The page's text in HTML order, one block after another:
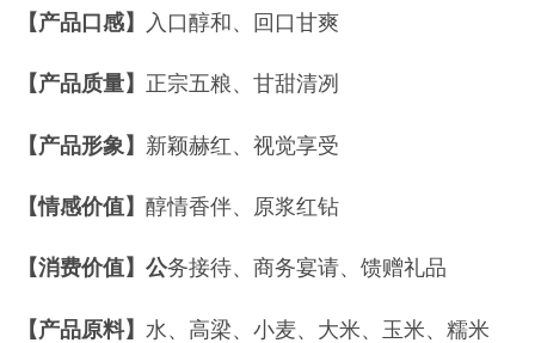
【产品口感】 入口醇和、回口甘爽
【产品质量】 正宗五粮、甘甜清冽
【产品形象 】 新颖赫红、视觉享受
【情感价值】 醇情香伴、原浆红钻
【消费价值】 公务接待、商务宴请、馈赠礼品
【产品原料】 水、高梁、小麦、大米、玉米、糯米